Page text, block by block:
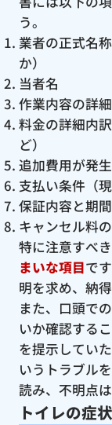
う。
業者の正式名
か）
当者名
作業内容の詳
料金の詳細内
ど）
追加費用が発
支払い条件（
保証内容と期間
キャンセル料
特に注意すべき
まいな項目で
明を求め、納
また、口頭で
いか確認する
を提示してい
いうトラブル
読み、不明点
トイレの症